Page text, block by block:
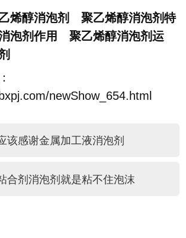
烯醇消泡剂 聚乙烯醇消泡剂特
泡剂作用 聚乙烯醇消泡剂运
newShow_654.html
该感谢金属加工液消泡剂
合剂消泡剂就是粘不住泡沫